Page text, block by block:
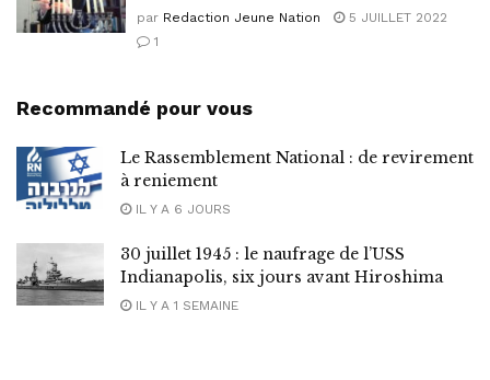
par Redaction Jeune Nation
5 JUILLET 2022
1
Recommandé pour vous
Le Rassemblement National : de revirement
à reniement
IL Y A 6 JOURS
30 juillet 1945 : le naufrage de l’USS
Indianapolis, six jours avant Hiroshima
IL Y A 1 SEMAINE